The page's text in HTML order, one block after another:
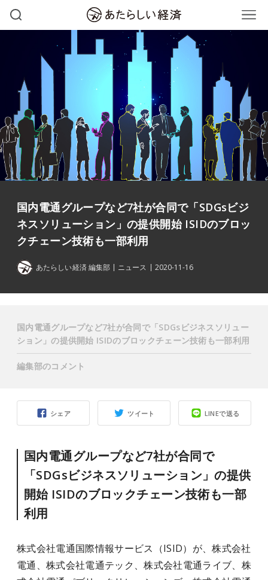
国内電通グループなど7社が合同で「SDGsビジ
ネスソリューション」の提供開始 ISIDのブロッ
クチェーン技術も一部利用
あたらしい経済 編集部 ニュース 2020-11-16
シェア ツイート LINEで送る
国内電通グループなど7社が合同で
「SDGsビジネスソリューション」の提供
開始 ISIDのブロックチェーン技術も一部
利用
株式会社電通国際情報サービス（ISID）が、株式会社
電通、株式会社電通テック、株式会社電通ライブ、株
国内電通グループなど7社が合同で「SDGsビジネスソリュー
ション」の提供開始 ISIDのブロックチェーン技術も一部利用
編集部のコメント